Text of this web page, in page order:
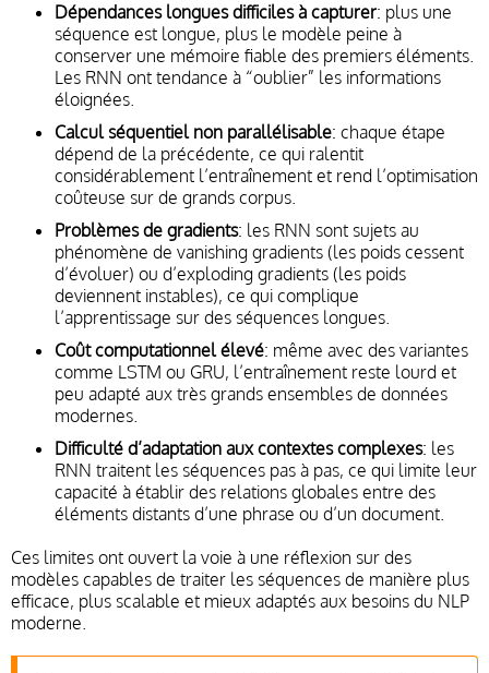
Dépendances longues difficiles à capturer: plus une
séquence est longue, plus le modèle peine à
conserver une mémoire fiable des premiers éléments.
Les RNN ont tendance à “oublier” les informations
éloignées.
Calcul séquentiel non parallélisable: chaque étape
dépend de la précédente, ce qui ralentit
considérablement l’entraînement et rend l’optimisation
coûteuse sur de grands corpus.
Problèmes de gradients: les RNN sont sujets au
phénomène de vanishing gradients (les poids cessent
d’évoluer) ou d’exploding gradients (les poids
deviennent instables), ce qui complique
l’apprentissage sur des séquences longues.
Coût computationnel élevé: même avec des variantes
comme LSTM ou GRU, l’entraînement reste lourd et
peu adapté aux très grands ensembles de données
modernes.
Difficulté d’adaptation aux contextes complexes: les
RNN traitent les séquences pas à pas, ce qui limite leur
capacité à établir des relations globales entre des
éléments distants d’une phrase ou d’un document.
Ces limites ont ouvert la voie à une réflexion sur des
modèles capables de traiter les séquences de manière plus
efficace, plus scalable et mieux adaptés aux besoins du NLP
moderne.